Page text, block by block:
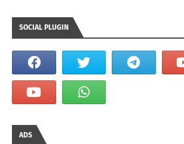
SOCIAL PLUGIN
ADS